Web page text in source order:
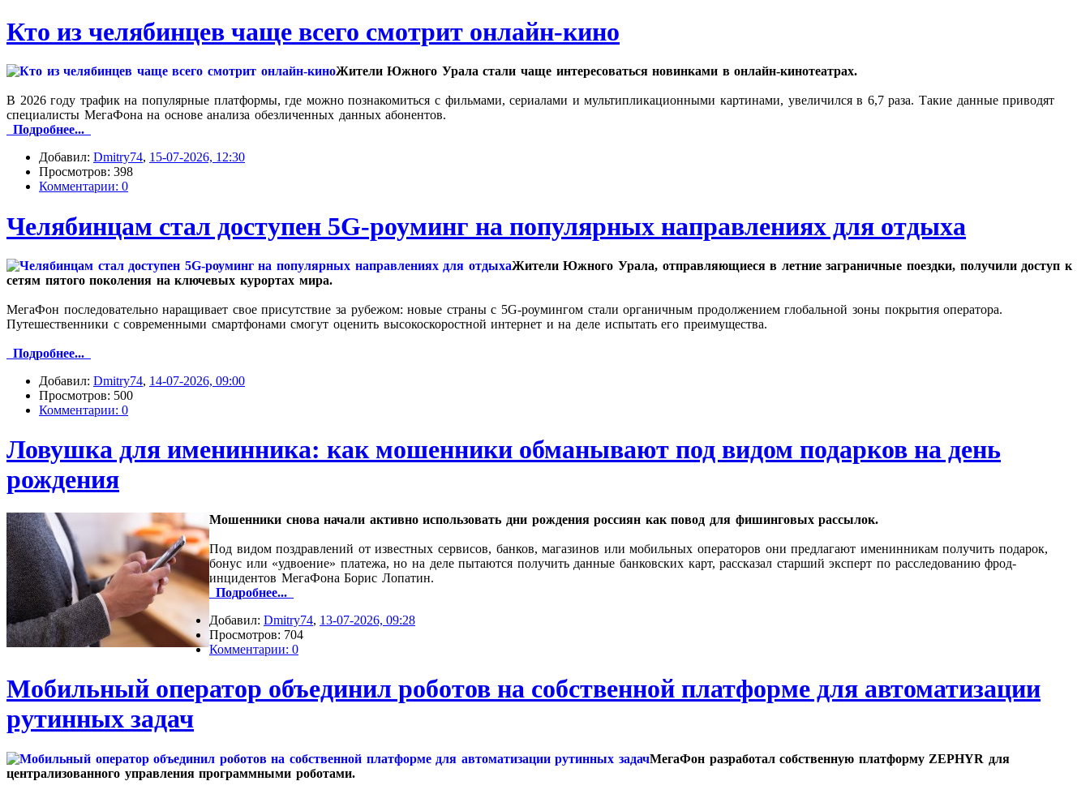
Кто из челябинцев чаще всего смотрит онлайн-кино
Жители Южного Урала стали чаще интересоваться новинками в онлайн-кинотеатрах.
В 2026 году трафик на популярные платформы, где можно познакомиться с фильмами, сериалами и мультипликационными картинами, увеличился в 6,7 раза. Такие данные приводят
специалисты МегаФона на основе анализа обезличенных данных абонентов.
Подробнее...
Добавил: Dmitry74, 15-07-2026, 12:30
Просмотров: 398
Комментарии: 0
Челябинцам стал доступен 5G-роуминг на популярных направлениях для отдыха
Жители Южного Урала, отправляющиеся в летние заграничные поездки, получили доступ к
сетям пятого поколения на ключевых курортах мира.
МегаФон последовательно наращивает свое присутствие за рубежом: новые страны с 5G-роумингом стали органичным продолжением глобальной зоны покрытия оператора.
Путешественники с современными смартфонами смогут оценить высокоскоростной интернет и на деле испытать его преимущества.
Подробнее...
Добавил: Dmitry74, 14-07-2026, 09:00
Просмотров: 500
Комментарии: 0
Ловушка для именинника: как мошенники обманывают под видом подарков на день
рождения
Мошенники снова начали активно использовать дни рождения россиян как повод для фишинговых рассылок.
Под видом поздравлений от известных сервисов, банков, магазинов или мобильных операторов они предлагают именинникам получить подарок,
бонус или «удвоение» платежа, но на деле пытаются получить данные банковских карт, рассказал старший эксперт по расследованию фрод-
инцидентов МегаФона Борис Лопатин.
Подробнее...
Добавил: Dmitry74, 13-07-2026, 09:28
Просмотров: 704
Комментарии: 0
Мобильный оператор объединил роботов на собственной платформе для автоматизации
рутинных задач
МегаФон разработал собственную платформу ZEPHYR для
централизованного управления программными роботами.